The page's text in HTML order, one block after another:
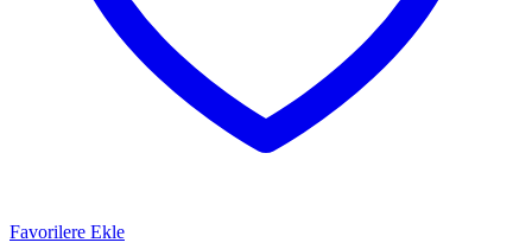
Favorilere Ekle